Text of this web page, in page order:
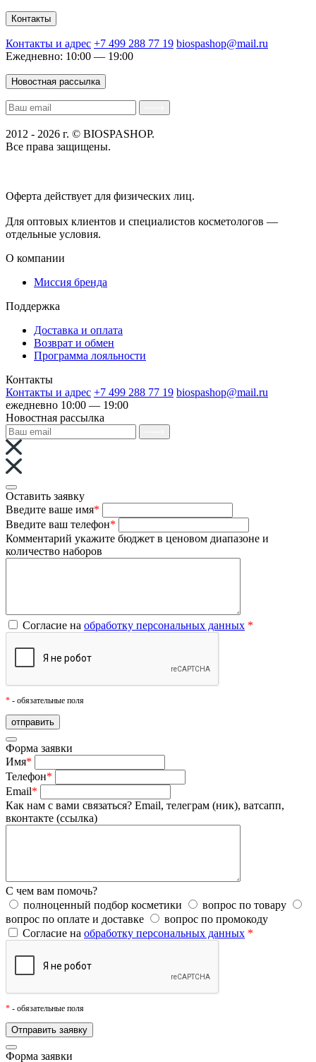
Контакты
Контакты и адрес +7 499 288 77 19 biospashop@mail.ru
Ежедневно: 10:00 — 19:00
Новостная рассылка
2012 - 2026 г. © BIOSPASHOP.
Все права защищены.
Оферта действует для физических лиц.
Для оптовых клиентов и специалистов косметологов —
отдельные условия.
О компании
Миссия бренда
Поддержка
Доставка и оплата
Возврат и обмен
Программа лояльности
Контакты
Контакты и адрес +7 499 288 77 19 biospashop@mail.ru
ежедневно 10:00 — 19:00
Новостная рассылка
Оставить заявку
Введите ваше имя*
Введите ваш телефон*
Комментарий укажите бюджет в ценовом диапазоне и
количество наборов
Согласие на обработку персональных данных *
* - обязательные поля
Форма заявки
Имя*
Телефон*
Email*
Как нам с вами связаться? Email, телеграм (ник), ватсапп,
вконтакте (ссылка)
С чем вам помочь?
полноценный подбор косметики
вопрос по товару
вопрос по оплате и доставке
вопрос по промокоду
Согласие на обработку персональных данных *
* - обязательные поля
Форма заявки